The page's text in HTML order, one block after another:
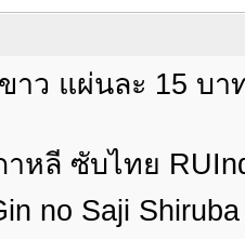
าว แผ่นละ 15 บ
าหลี ซับไทย
no Saji